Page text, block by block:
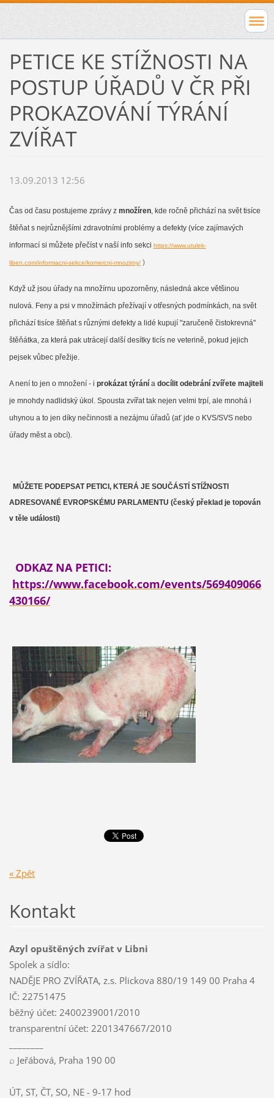
PETICE KE STÍŽNOSTI NA
POSTUP ÚŘADŮ V ČR PŘI
PROKAZOVÁNÍ TÝRÁNÍ
ZVÍŘAT
13.09.2013 12:56
Čas od času postujeme zprávy z množíren, kde ročně přichází na svět tisíce
štěňat s nejrůznějšími zdravotními problémy a defekty (více zajímavých
informací si můžete přečíst v naší info sekci https://www.utulek-
liben.com/informacni-sekce/komercni-mnozirny/)
Když už jsou úřady na množírnu upozorněny, následná akce většinou
nulová. Feny a psi v množírnách přežívají v otřesných podmínkách, na svět
přichází tisíce štěňat s různými defekty a lidé kupují "zaručeně čistokrevná"
štěňátka, za která pak utrácejí další desítky ticís ne veterině, pokud jejich
pejsek vůbec přežije.
A není tojen o množení - i prokázat týrání a docílit odebrání zvířete majiteli
je mnohdy nadlidský úkol. Spousta zvířat tak nejen velmi trpí, ale mnohá i
uhynou a to jen díky nečinnosti a nezájmu úřadů (ať jde o KVS/SVS nebo
úřady měst a obcí).
MŮŽETE PODEPSAT PETICI, KTERÁ JE SOUČÁSTÍ STÍŽNOSTI
ADRESOVANÉ EVROPSKÉMU PARLAMENTU (český překlad je topován
v těle události)
ODKAZ NA PETICI:
https://www.facebook.com/events/569409066
430166/
« Zpět
Kontakt
Azyl opuštěných zvířat v Libni
Spolek a sídlo:
NADĚJE PRO ZVÍŘATA, z.s. Plickova 880/19 149 00 Praha 4
IČ: 22751475
běžný účet: 2400239001/2010
transparentní účet: 2201347667/2010
⌕ Jeřábová, Praha 190 00
ÚT, ST, ČT, SO, NE - 9-17 hod